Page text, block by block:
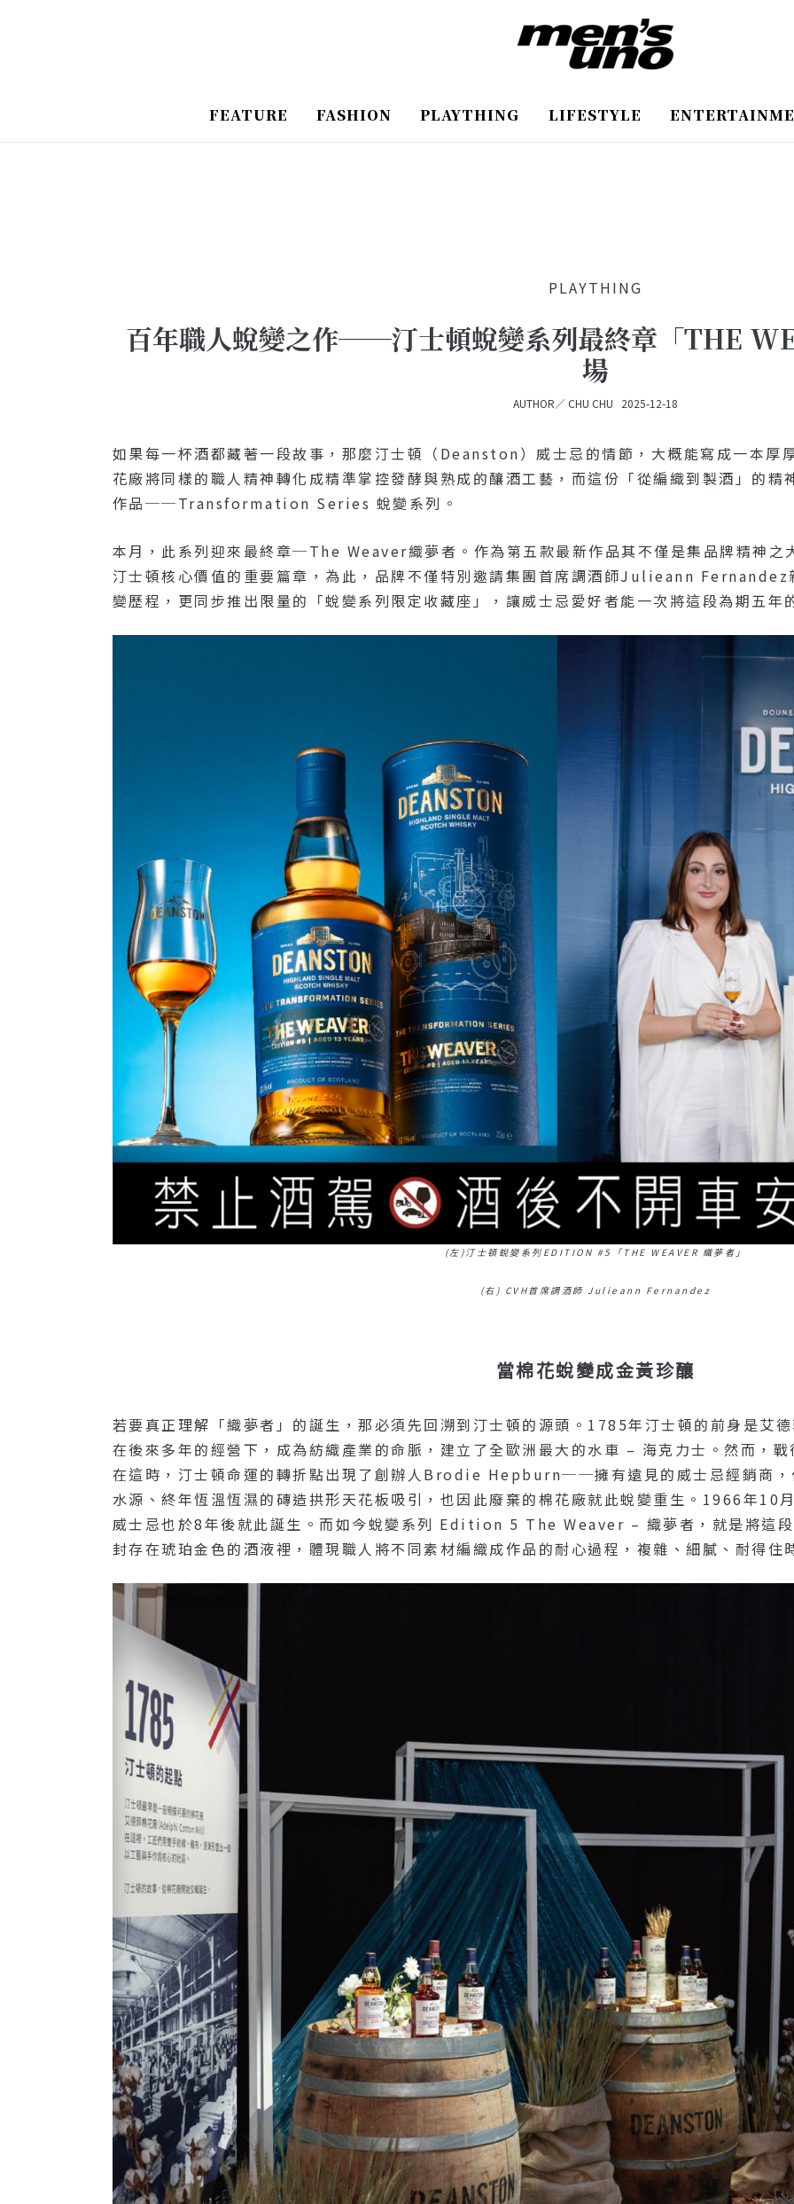
容
FEATURE FASHION PLAYTHING LIFESTYLE
PLAYTHING
百年職人蛻變之作──汀士頓蛻變系列最終章「THE
場
AUTHOR／CHU CHU 2025-12-18
如果每一杯酒都藏著一段故事，那麼汀士頓（Deanston）威士忌的情節，大概能寫成一本厚
花廠將同樣的職人精神轉化成精準掌控發酵與熟成的釀酒工藝，而這份「從編織到製酒」的
作品──Transformation Series 蛻變系列。
本月，此系列迎來最終章─The Weaver織夢者。作為第五款最新作品其不僅是集品牌精神之
汀士頓核心價值的重要篇章，為此，品牌不僅特別邀請集團首席調酒師Julieann Fernandez
變歷程，更同步推出限量的「蛻變系列限定收藏座」，讓威士忌愛好者能一次將這段為期五年
(左)汀士頓蛻變系列EDITION #5「THE WEAVER 織夢者」
(右) CVH首席調酒師 Julieann Fernandez
當棉花蛻變成金黃珍釀
若要真正理解「織夢者」的誕生，那必須先回溯到汀士頓的源頭。1785年汀士頓的前身是
在後來多年的經營下，成為紡織產業的命脈，建立了全歐洲最大的水車 – 海克力士。然而，
在這時，汀士頓命運的轉折點出現了創辦人Brodie Hepburn──擁有遠見的威士忌經銷商，
水源、終年恆溫恆濕的磚造拱形天花板吸引，也因此廢棄的棉花廠就此蛻變重生。1966年10
威士忌也於8年後就此誕生。而如今蛻變系列 Edition 5 The Weaver – 織夢者，就是將這
封存在琥珀金色的酒液裡，體現職人將不同素材編織成作品的耐心過程，複雜、細膩、耐得住